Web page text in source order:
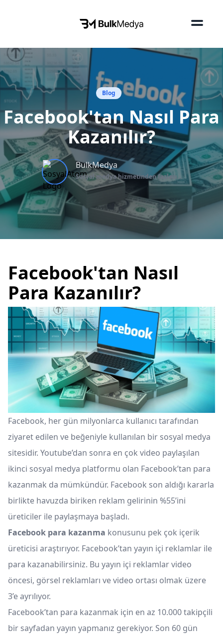
Blog
Facebook'tan Nasıl Para
Kazanılır?
BulkMedya
Sosyal medya hizmetinden fazlası...
Facebook'tan Nasıl
Para Kazanılır?
Facebook, her gün milyonlarca kullanıcı tarafından
ziyaret edilen ve beğeniyle kullanılan bir sosyal medya
sitesidir. Youtube’dan sonra en çok video paylaşılan
ikinci sosyal medya platformu olan Facebook’tan para
kazanmak da mümkündür. Facebook son aldığı kararla
birlikte havuzda biriken reklam gelirinin %55’ini
üreticiler ile paylaşmaya başladı.
Facebook para kazanma konusunu pek çok içerik
üreticisi araştırıyor. Facebook’tan yayın içi reklamlar ile
para kazanabilirsiniz. Bu yayın içi reklamlar video
öncesi, görsel reklamları ve video ortası olmak üzere
3’e ayrılıyor.
Facebook’tan para kazanmak için en az 10.000 takipçili
bir sayfadan yayın yapmanız gerekiyor. Son 60 gün